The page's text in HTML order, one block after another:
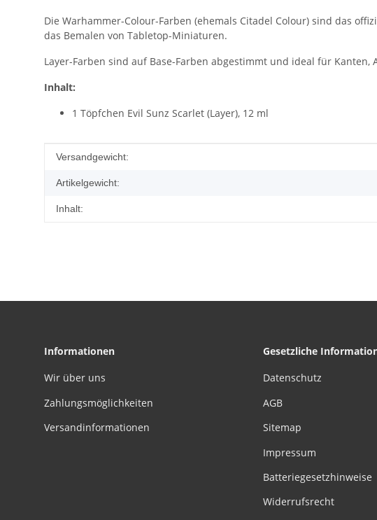
Die Warhammer-Colour-Farben (ehemals Citadel Colour) sind das
das Bemalen von Tabletop-Miniaturen.
Layer-Farben sind auf Base-Farben abgestimmt und ideal für Kanten,
Inhalt:
1 Töpfchen Evil Sunz Scarlet (Layer), 12 ml
Produkteigenschaft
Wert
Versandgewicht:
Artikelgewicht:
Inhalt:
Informationen
Wir über uns
Zahlungsmöglichkeiten
Versandinformationen
Gesetzliche
Datenschutz
AGB
Sitemap
Impressum
Batteriegesetzhinweise
Widerrufsrecht